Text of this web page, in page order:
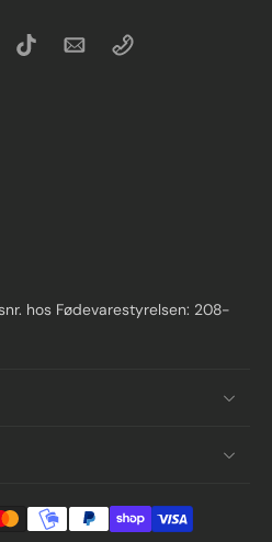
hos Fødevarestyrelsen: 208-